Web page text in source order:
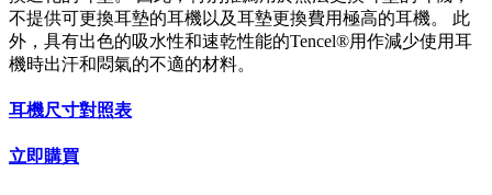
不提供可更換耳墊的耳機以及耳墊更換費用極高的耳機。 此
外，具有出色的吸水性和速乾性能的Tencel®用作減少使用耳
機時出汗和悶氣的不適的材料。
耳機尺寸對照表
立即購買